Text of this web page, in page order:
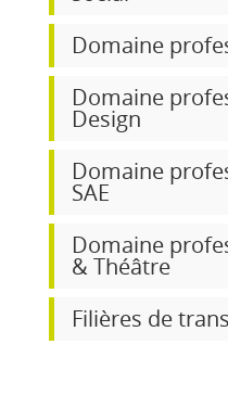
Domaine
Domaine
Design
Domaine
SAE
Domaine
& Théâtre
Filières de